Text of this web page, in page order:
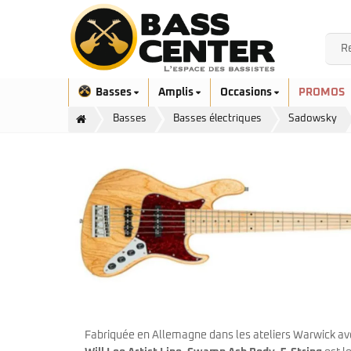
Basses
Aquilina Exclusivité
Ashdown
Bacchus
Fender
Serie Talman
Amplis Occasions PROMOS
Basses Basses électriques Sadowsky
Fabriquée en Allemagne dans les ateliers Warwick